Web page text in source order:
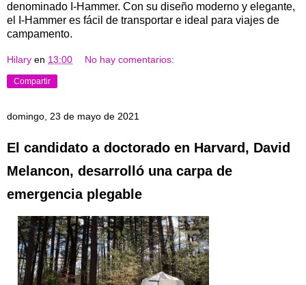
denominado I-Hammer. Con su diseño moderno y elegante,
el I-Hammer es fácil de transportar e ideal para viajes de
campamento.
Hilary en 13:00 No hay comentarios:
Compartir
domingo, 23 de mayo de 2021
El candidato a doctorado en Harvard, David
Melancon, desarrolló una carpa de
emergencia plegable